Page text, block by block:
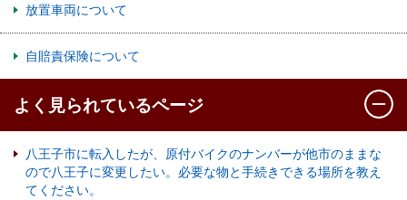
放置車両について
自賠責保険について
よく見られているページ
八王子市に転入したが、原付バイクのナンバーが他市のままな
ので八王子に変更したい。必要な物と手続きできる場所を教え
てください。